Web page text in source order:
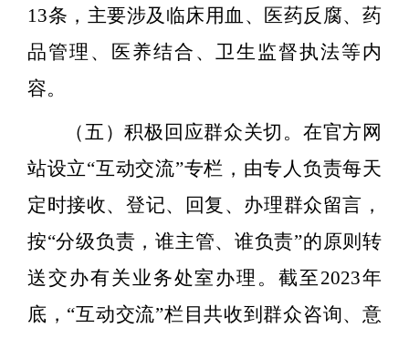
13条， 主要涉及临床用血、医药反腐、药
品管理、医养结合、卫生监督执法等内
容。
（五）积极回应群众关切。 在官方网
站设立“互动交流”专栏，由专人负责每天
定时接收、登记、回复、办理群众留言，
按“分级负责，谁主管、谁负责”的原则转
送交办有关业务处室办理。截至2023年
底 ， “互动交流”栏目共收到群众咨询、意